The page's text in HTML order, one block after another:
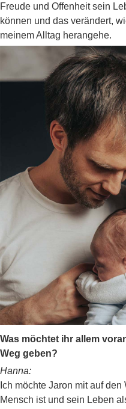
Freude und Offenheit sein
können und das verändert,
meinem Alltag herangehe.
Was möchtet ihr allem
Weg geben?
Hanna:
Ich möchte Jaron mit auf
Mensch ist und sein Leben